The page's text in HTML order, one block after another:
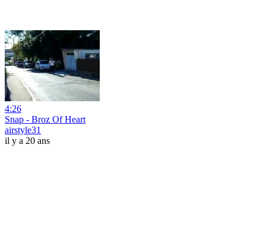
4:26
Snap - Broz Of Heart
airstyle31
il y a 20 ans